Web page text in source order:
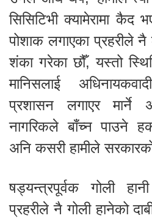
सिसिटिभी क्यामेरामा कैद
पोशाक लगाएका प्रहरीले नै
शंका गरेका छौँ, यस्तो
मानिसलाई
प्रशासन लगाएर मार्ने
नागरिकले बाँच्न पाउने
अनि कसरी हामीले सरकारको
षड्यन्त्रपूर्वक गोली
प्रहरीले नै गोली हानेको